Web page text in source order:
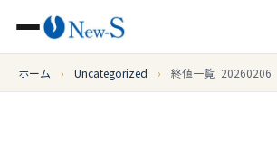
ホーム › Uncategorized › 終値一覧_20260206